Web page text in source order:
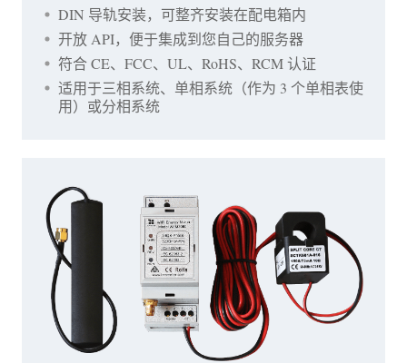
DIN 导轨安装，可整齐安装在配电箱内
开放 API，便于集成到您自己的服务器
符合 CE、FCC、UL、RoHS、RCM 认证
适用于三相系统、单相系统（作为 3 个单相表使
用）或分相系统